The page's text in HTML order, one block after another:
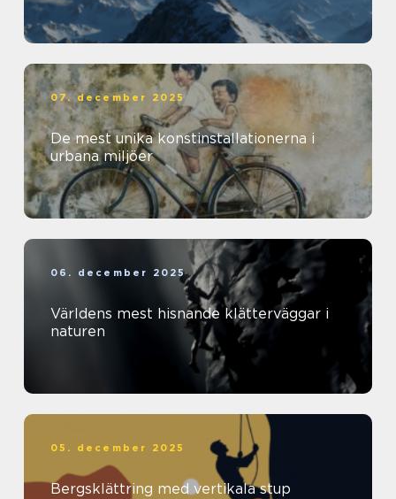
07. december 2025
De mest unika konstinstallationerna i
urbana miljöer
06. december 2025
Världens mest hisnande klätterväggar i
naturen
05. december 2025
Bergsklättring med vertikala stup